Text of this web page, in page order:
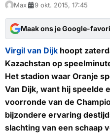
Max 9 okt. 2015, 17:45
Maak ons je Google-
Virgil van Dijk hoopt
Kazachstan op
Het stadion waar Oranje
Van Dijk, want hij speelde
voorronde van de
bijzondere ervaring
slachting van een schaap